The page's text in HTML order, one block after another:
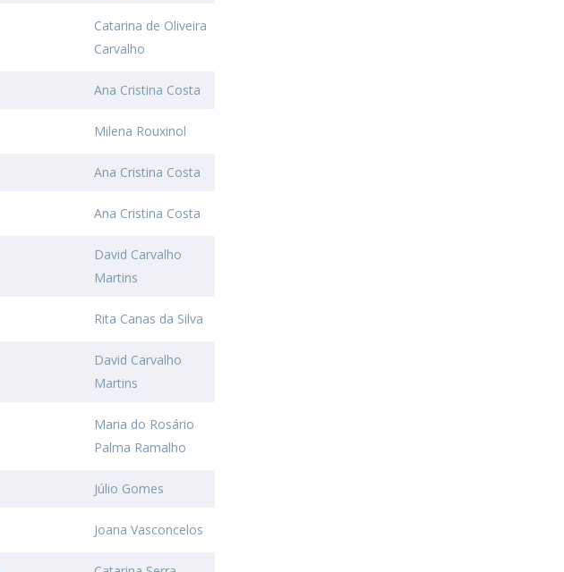
Catarina de Oliveira
Carvalho
Ana Cristina Costa
Milena Rouxinol
Ana Cristina Costa
Ana Cristina Costa
David Carvalho
Martins
Rita Canas da Silva
David Carvalho
Martins
Maria do Rosário
Palma Ramalho
Júlio Gomes
Joana Vasconcelos